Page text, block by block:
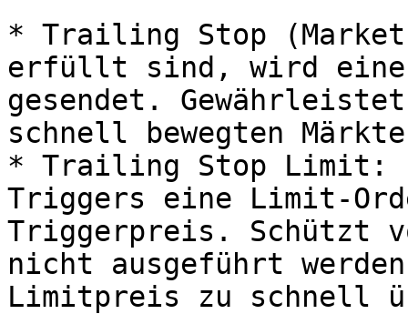
* Trailing Stop
erfüllt sind, wird eine
gesendet.
schnell bewegten
* Trailing Stop Limit:
Triggers eine Limit-
Triggerpreis. Schützt
nicht ausgeführt
Limitpreis zu schnell